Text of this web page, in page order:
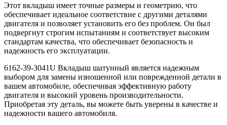
Этот вкладыш имеет точные размеры и геометрию, что
обеспечивает идеальное соответствие с другими деталями
двигателя и позволяет установить его без проблем. Он был
подвергнут строгим испытаниям и соответствует высоким
стандартам качества, что обеспечивает безопасность и
надежность его эксплуатации.
6162-39-3041U Вкладыш шатунный является надежным
выбором для замены изношенной или поврежденной детали в
вашем автомобиле, обеспечивая эффективную работу
двигателя и высокий уровень производительности.
Приобретая эту деталь, вы можете быть уверены в качестве и
надежности вашего автомобиля.